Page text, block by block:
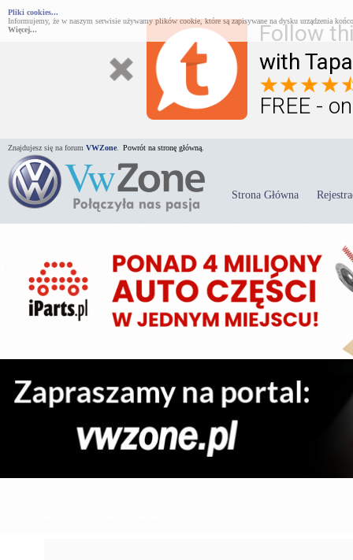
Follow
with
FREE -
Pliki cookies...
Informujemy, że w naszym serwisie używamy plików cookie, które są zapisywane na dysku urządzenia
Więcej...
Znajdujesz się na forum VWZone Powrót na stronę główną.
Strona Główna